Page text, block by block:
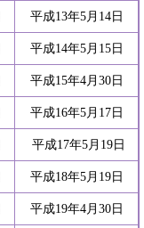
平成13年5月14日
平成14年5月15日
平成15年4月30日
平成16年5月17日
平成17年5月19日
平成18年5月19日
平成19年4月30日